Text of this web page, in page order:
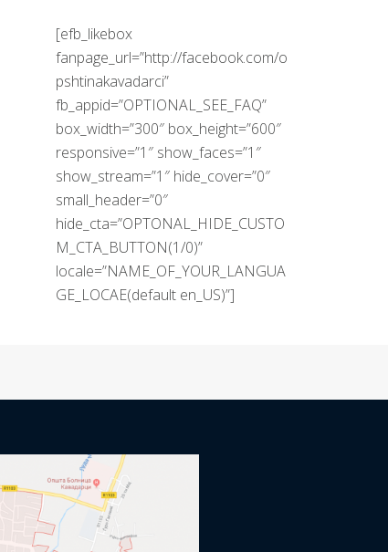
[efb_likebox
fanpage_url=”http://facebook.com/o
pshtinakavadarci”
fb_appid=”OPTIONAL_SEE_FAQ”
box_width=”300″ box_height=”600″
responsive=”1″ show_faces=”1″
show_stream=”1″ hide_cover=”0″
small_header=”0″
hide_cta=”OPTONAL_HIDE_CUSTO
M_CTA_BUTTON(1/0)”
locale=”NAME_OF_YOUR_LANGUA
GE_LOCAE(default en_US)”]